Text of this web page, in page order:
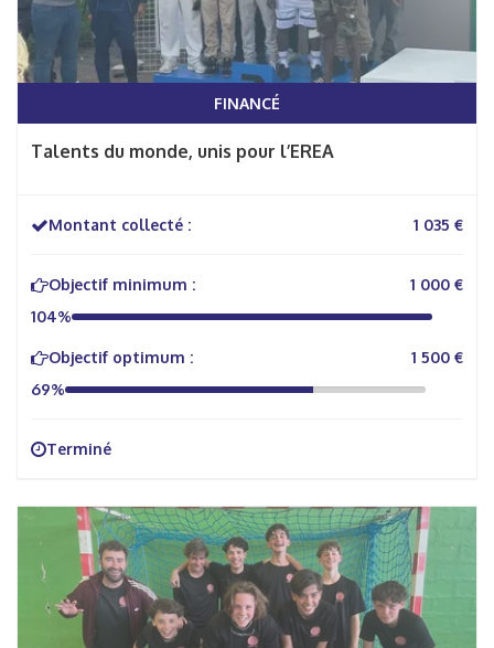
FINANCÉ
Talents du monde, unis pour l’EREA
Montant collecté : 1 035 €
Objectif minimum :
1 000 €
104%
Objectif optimum :
1 500 €
69%
Terminé